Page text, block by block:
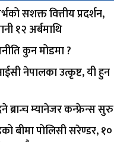
सशक्त वित्तीय प्रदर्शन,
१२ अर्बमाथि
कुन मोडमा ?
नेपालका उत्कृष्ट, यी हुन
म्यानेजर कन्फ्रेन्स सुरु
बीमा पोलिसी सरेण्डर, १०